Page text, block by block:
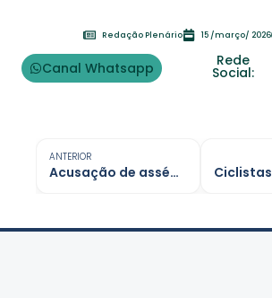
Redação Plenário 15 /março/ 2026
Canal Whatsapp Rede
Social:
ANTERIOR
Acusação de assédio derruba titular da cultura